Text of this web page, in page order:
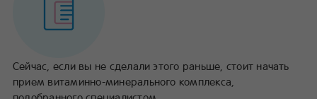
Сейчас, если вы не сделали этого раньше, стоит начать
прием витаминно-минерального комплекса,